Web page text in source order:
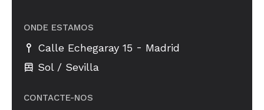
ONDE ESTAMOS
Calle Echegaray 15 - Madrid
Sol / Sevilla
CONTACTE-NOS